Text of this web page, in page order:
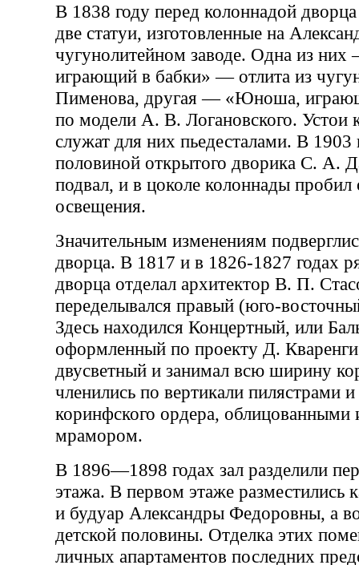
В 1838 году перед колоннадой
две статуи, изготовленные на
чугунолитейном заводе. Одна из
играющий в бабки» — отлита из
Пименова, другая — «Юноша,
по модели А. В. Логановского. Устои
служат для них пьедесталами. В 1903
половиной открытого дворика С. А.
подвал, и в цоколе колоннады пробил
освещения.
Значительным изменениям
дворца. В 1817 и в 1826-1827 годах
дворца отделал архитектор В. П.
переделывался правый (юго-
Здесь находился Концертный, или
оформленный по проекту Д.
двусветный и занимал всю ширину
членились по вертикали пилястрами
коринфского ордера, облицованными
мрамором.
В 1896—1898 годах зал разделили
этажа. В первом этаже разместились
и будуар Александры Федоровны, а
детской половины. Отделка этих
личных апартаментов последних